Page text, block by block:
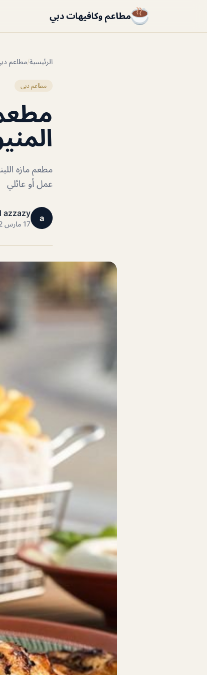
مطاعم وكافيهات دبي
الرئيسية/مطاعم
مطاعم دبي
مطعم مازه
عمل أو عائلي
a
azzazy
17 مارس 2022 · 1 دقائق قراءة